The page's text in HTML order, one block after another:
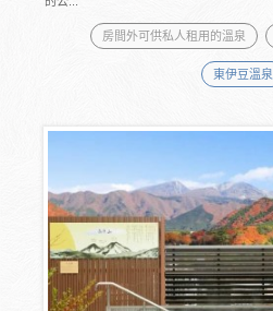
房間外可供私人租用的溫泉
東伊豆溫泉